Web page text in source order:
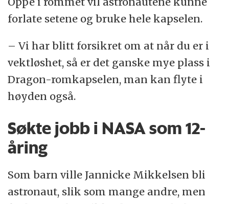
forlate setene og bruke hele kapselen.
– Vi har blitt forsikret om at når du er i
vektløshet, så er det ganske mye plass i
Dragon-romkapselen, man kan flyte i
høyden også.
Søkte jobb i NASA som 12-
åring
Som barn ville Jannicke Mikkelsen bli
astronaut, slik som mange andre, men